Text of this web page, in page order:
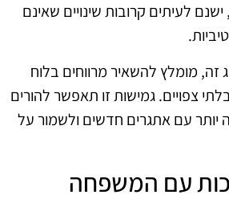
לעיתים קרובות שינויים שאינם
זה, מומלץ להשאיר מרווחים בלוח
צפויים. גמישות זו תאפשר להורים
יותר עם אתגרים חדשים ולשמור על
עם המשפחה